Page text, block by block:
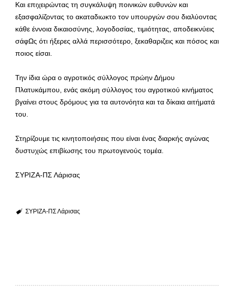
Και επιχειρώντας τη συγκάλυψη ποινικών ευθυνών και
εξασφαλίζοντας το ακαταδιωκτο τον υπουργών σου διαλύοντας
κάθε έννοια δικαιοσύνης, λογοδοσίας, τιμιότητας, αποδεικνύεις
σάφΩς ότι ήξερες αλλά περισσότερο, ξεκαθαριζεις και πόσος και
ποιος είσαι.
Την ίδια ώρα ο αγροτικός σύλλογος πρώην Δήμου
Πλατυκάμπου, ενάς ακόμη σύλλογος του αγροτικού κινήματος
βγαίνει στους δρόμους για τα αυτονόητα και τα δίκαια αιτήματά
του.
Στηρίζουμε τις κινητοποιήσεις που είναι ένας διαρκής αγώνας
δυστυχώς επιβίωσης του πρωτογενούς τομέα.
ΣΥΡΙΖΑ-ΠΣ Λάρισας
ΣΥΡΙΖΑ-ΠΣ Λάρισας